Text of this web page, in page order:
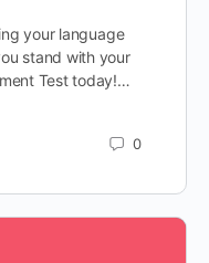
your language
stand with your
Test today!…
0